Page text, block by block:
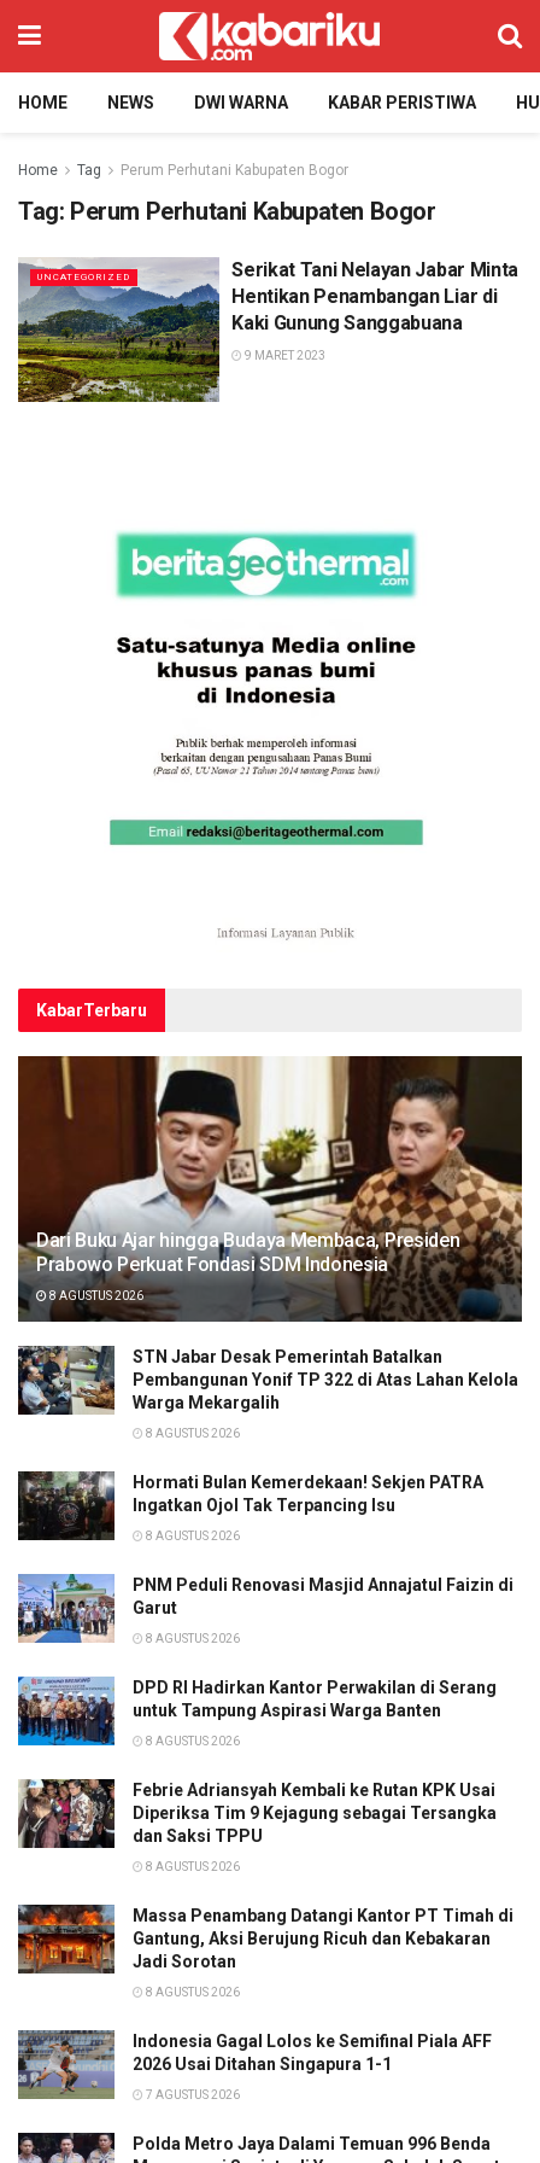
HOME NEWS DWI WARNA KABAR PERISTIWA
Home Tag Perum Perhutani Kabupaten Bogor
Tag: Perum Perhutani Kabupaten Bogor
UNCATEGORIZED
Serikat Tani Nelayan Jabar Minta
Hentikan Penambangan Liar di
Kaki Gunung Sanggabuana
9 MARET 2023
KabarTerbaru
Dari Buku Ajar hingga Budaya Membaca, Presiden
Prabowo Perkuat Fondasi SDM Indonesia
8 AGUSTUS 2026
STN Jabar Desak Pemerintah Batalkan
Pembangunan Yonif TP 322 di Atas Lahan Kelola
Warga Mekargalih
8 AGUSTUS 2026
Hormati Bulan Kemerdekaan! Sekjen PATRA
Ingatkan Ojol Tak Terpancing Isu
8 AGUSTUS 2026
PNM Peduli Renovasi Masjid Annajatul Faizin di
Garut
8 AGUSTUS 2026
DPD RI Hadirkan Kantor Perwakilan di Serang
untuk Tampung Aspirasi Warga Banten
8 AGUSTUS 2026
Febrie Adriansyah Kembali ke Rutan KPK Usai
Diperiksa Tim 9 Kejagung sebagai Tersangka
dan Saksi TPPU
8 AGUSTUS 2026
Massa Penambang Datangi Kantor PT Timah di
Gantung, Aksi Berujung Ricuh dan Kebakaran
Jadi Sorotan
8 AGUSTUS 2026
Indonesia Gagal Lolos ke Semifinal Piala AFF
2026 Usai Ditahan Singapura 1-1
7 AGUSTUS 2026
Polda Metro Jaya Dalami Temuan 996 Benda